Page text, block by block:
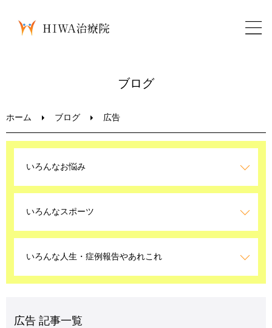
LINEお問い合わせ
ブログ
ホーム ブログ 広告
いろんなお悩み
いろんなスポーツ
いろんな人生・症例報告やあれこれ
広告 記事一覧